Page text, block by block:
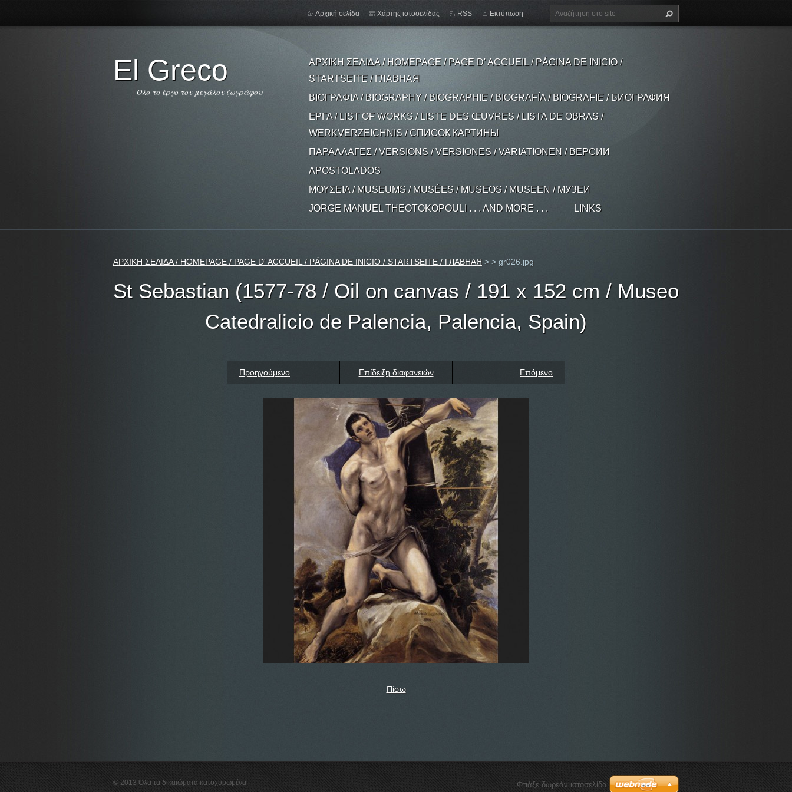
El Greco
Όλο το έργο του μεγάλου ζωγράφου
ΑΡΧΙΚΗ ΣΕΛΙΔΑ / HOMEPAGE / PAGE D' ACCUEIL / PÁGINA DE INICIO /
STARTSEITE / ГЛАВНАЯ
ΒΙΟΓΡΑΦΙΑ / BIOGRAPHY / BIOGRAPHIE / BIOGRAFÍA / BIOGRAFIE / БИОГРАФИЯ
ΕΡΓΑ / LIST OF WORKS / LISTE DES ŒUVRES / LISTA DE OBRAS /
WERKVERZEICHNIS / СПИСОК КАРТИНЫ
ΠΑΡΑΛΛΑΓΕΣ / VERSIONS / VERSIONES / VARIATIONEN / ВЕРСИИ
APOSTOLADOS
ΜΟΥΣΕΙΑ / MUSEUMS / MUSÉES / MUSEOS / MUSEEN / МУЗЕИ
JORGE MANUEL THEOTOKOPOULI . . . AND MORE . . .
LINKS
Αρχική σελίδα Χάρτης ιστοσελίδας RSS Εκτύπωση
ΑΡΧΙΚΗ ΣΕΛΙΔΑ / HOMEPAGE / PAGE D' ACCUEIL / PÁGINA DE INICIO / STARTSEITE / ГЛАВНАЯ > > gr026.jpg
St Sebastian (1577-78 / Oil on canvas / 191 x 152 cm / Museo
Catedralicio de Palencia, Palencia, Spain)
Προηγούμενο Επίδειξη διαφανειών Επόμενο
Πίσω
© 2013 Όλα τα δικαιώματα κατοχυρωμένα Φτιάξε δωρεάν ιστοσελίδα